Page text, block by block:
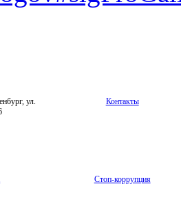
ул.
Контакты
Стоп-коррупция